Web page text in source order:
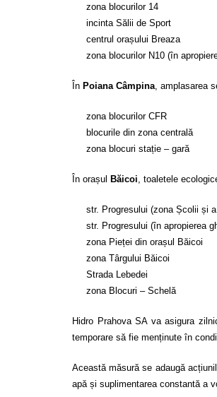
zona blocurilor 14
incinta Sălii de Sport
centrul orașului Breaza
zona blocurilor N10 (în
În Poiana Câmpina , amplasarea
zona blocurilor CFR
blocurile din zona centrală
zona blocuri stație – gară
În orașul Băicoi , toaletele
str. Progresului (zona Școlii și
str. Progresului (în apropierea
zona Pieței din orașul Băicoi
zona Târgului Băicoi
Strada Lebedei
zona Blocuri – Schelă
Hidro Prahova SA va asigura
temporare să fie menținute în
Această măsură se adaugă
apă și suplimentarea constantă a